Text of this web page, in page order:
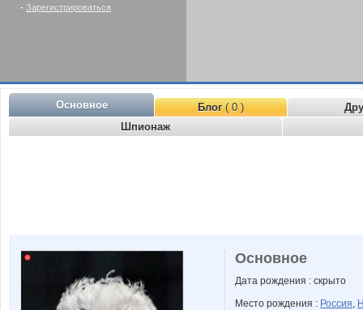
- Зарегистрироваться
Основное Блог( 0 )
Шпионаж
Основное
Дата рождения : скрыто
Место рождения : Россия,